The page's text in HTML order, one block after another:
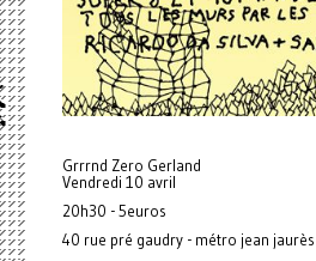
Grrrnd Zero Gerland
Vendredi 10 avril
20h30 - 5euros
40 rue pré gaudry - métro jean jaurès